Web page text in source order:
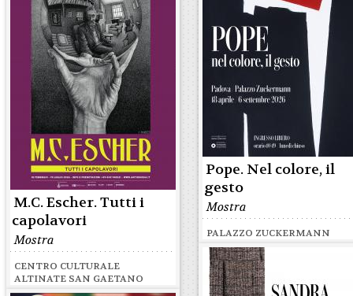
M.C. Escher. Tutti i
capolavori
Mostra
CENTRO CULTURALE
ALTINATE SAN GAETANO
Pope. Nel colore, il
gesto
Mostra
PALAZZO ZUCKERMANN